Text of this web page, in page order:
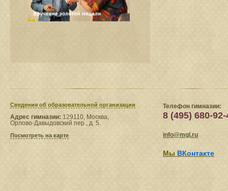
Сведения​ об образовательной организации
Адрес гимназии: 129110, Москва,
Орлово-Давыдовский пер., д. 5.
Посмотреть на карте
Телефон гимназии:
8 (495) 680-92-
info@mgl.ru
Мы ВКонтакте